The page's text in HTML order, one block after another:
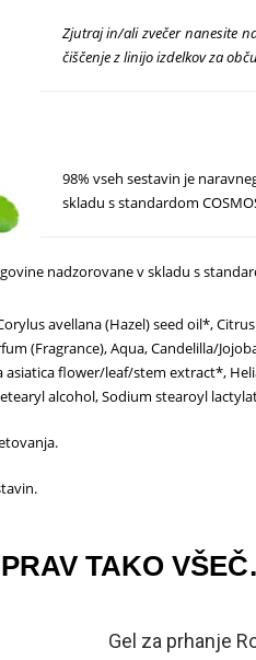
Zjutraj in/ali zvečer nanesite
čiščenje zlinijo izdelkov za
98% vseh sestavin je
skladu s standardom
nadzorovane v skladu s
avellana (Hazel) seed oil*,
(Fragrance), Aqua, Candelilla/
flower/leaf/stem extract*,
alcohol, Sodium stearoyl
TAKO
Gel za prhanje